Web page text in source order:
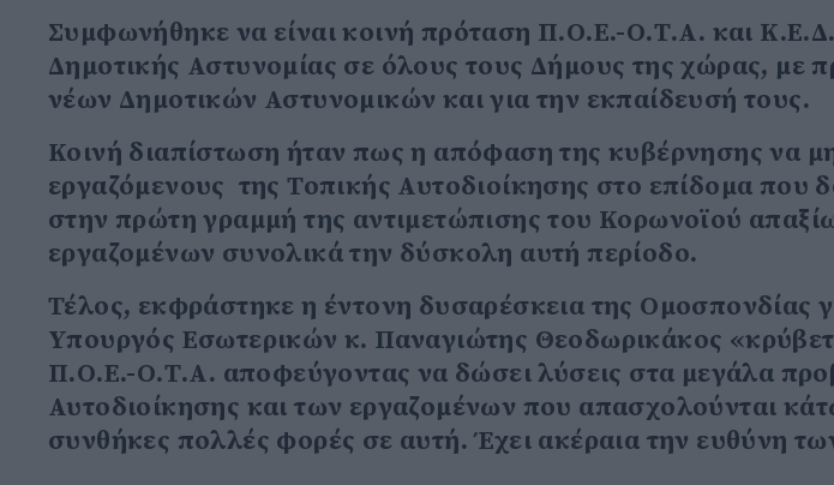
Συμφωνήθηκε να είναι κοινή πρόταση Π.Ο.Ε.-Ο.Τ.Α. και
Δημοτικής Αστυνομίας σε όλους τους Δήμους της χώρας, με
νέων Δημοτικών Αστυνομικών και για την εκπαίδευσή τους.
Κοινή διαπίστωση ήταν πως η απόφαση της κυβέρνησης να
εργαζόμενους της Τοπικής Αυτοδιοίκησης στο επίδομα που
στην πρώτη γραμμή της αντιμετώπισης του Κορωνοϊού
εργαζομένων συνολικά την δύσκολη αυτή περίοδο.
Τέλος, εκφράστηκε η έντονη δυσαρέσκεια της Ομοσπονδίας
Υπουργός Εσωτερικών κ. Παναγιώτης Θεοδωρικάκος
Π.Ο.Ε.-Ο.Τ.Α. αποφεύγοντας να δώσει λύσεις στα μεγάλα
Αυτοδιοίκησης και των εργαζομένων που απασχολούνται
συνθήκες πολλές φορές σε αυτή. Έχει ακέραια την ευθύνη